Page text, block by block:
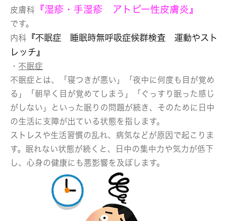
皮膚科 『湿疹・手湿疹 アトピー性皮膚炎』
です。
内科 『不眠症 睡眠時無呼吸症候群検査 運動やスト
レッチ』
・ 不眠症
不眠症とは、「寝つきが悪い」「夜中に何度も目が覚め
る」「朝早く目が覚めてしまう」「ぐっすり眠った感じ
がしない」といった眠りの問題が続き、そのために日中
の生活に支障が出ている状態を指します。
ストレスや生活習慣の乱れ、病気などが原因で起こりま
す。眠れない状態が続くと、日中の集中力や気力が低下
し、心身の健康にも悪影響を及ぼします。